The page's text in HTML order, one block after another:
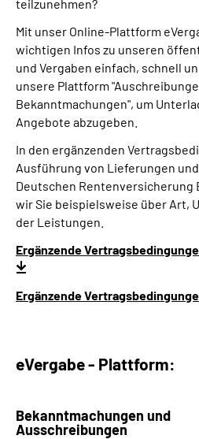
Leichte Sprache
Suche
Mein
teilzunehmen?
Mit unser Online-Plattform
wichtigen Infos zu unseren
und Vergaben einfach, schnell
unsere Plattform
Bekanntmachungen", um
Angebote abzugeben.
In den ergänzenden
Ausführung von Lieferungen
Deutschen Rentenversicherung
wir Sie beispielsweise über Art,
der Leistungen.
Ergänzende
Ergänzende
eVergabe - Plattform:
Bekanntmachungen und
Ausschreibungen